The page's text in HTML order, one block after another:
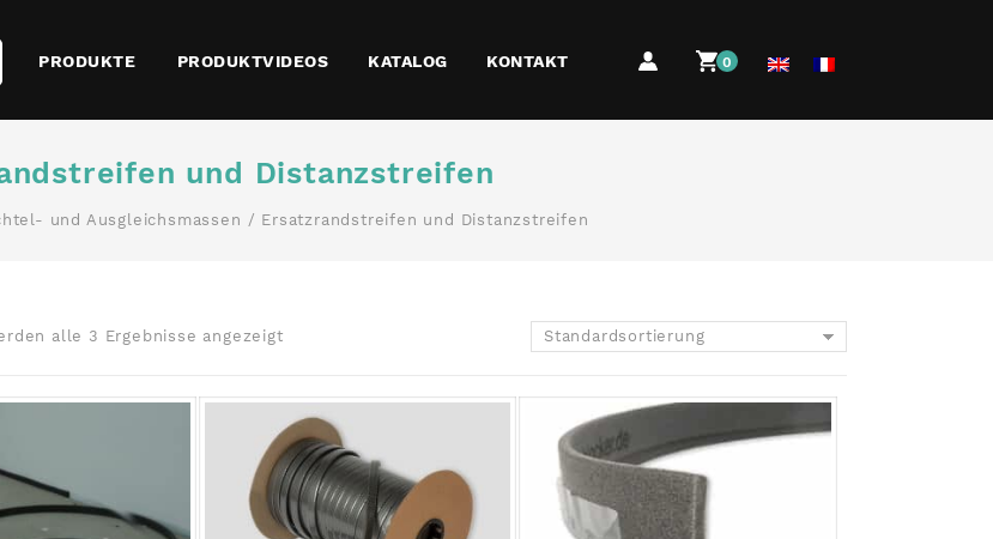
PRODUKTE PRODUKTVIDEOS KATALOG KONTAKT 0
und Distanzstreifen
und Ausgleichsmassen / Ersatzrandstreifen und Distanzstreifen
alle 3 Ergebnisse angezeigt Standardsortierung